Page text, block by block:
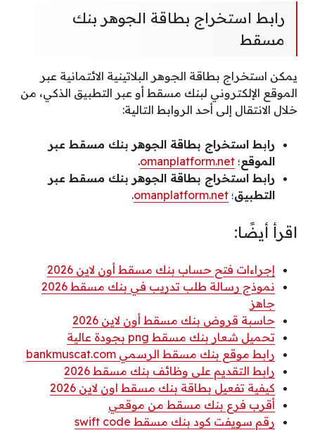
رابط استخراج بطاقة الجوهر بنك
مسقط
يمكن استخراج بطاقة الجوهر البلاتينية الائتمانية عبر
الموقع الإلكتروني لبنك مسقط أو عبر التطبيق الذكي، من
خلال الانتقال إلى أحد الروابط التالية:
رابط استخراج بطاقة الجوهر بنك مسقط عبر
الموقع؛ omanplatform.net
.
رابط استخراج بطاقة الجوهر بنك مسقط عبر
التطبيق؛ omanplatform.net
.
اقرأ أيضًا:
إجراءات فتح حساب بنك مسقط أون لاين 2026
نموذج رسالة طلب تدريب في بنك مسقط 2026
جاهز
حاسبة قروض بنك مسقط أون لاين 2026
تحميل شعار بنك مسقط png بجودة عالية
رابط موقع بنك مسقط الرسمي bankmuscat.com
رابط التقديم على وظائف بنك مسقط 2026
كيفية تفعيل بطاقة بنك مسقط اون لاين 2026
أقرب فرع بنك مسقط من موقعي
رقم سويفت كود بنك مسقط swift code